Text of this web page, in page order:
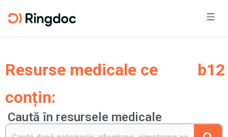
Resurse medicale ce
conțin:
b12
Caută în resursele medicale